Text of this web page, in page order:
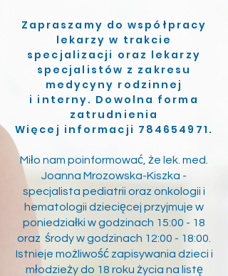
Zapraszamy do współpracy
lekarzy w trakcie
specjalizacji oraz lekarzy
specjalistów z zakresu
medycyny rodzinnej
i interny. Dowolna forma
zatrudnienia
Więcej informacji 784654971.
Miło nam poinformować, że lek. med.
Joanna Mrozowska-Kiszka -
specjalista pediatrii oraz onkologii i
hematologii dziecięcej przyjmuje w
poniedziałki w godzinach 15:00 - 18
oraz środy w godzinach 12:00 - 18:00.
Istnieje możliwość zapisywania dzieci i
młodzieży do 18 roku życia na listę